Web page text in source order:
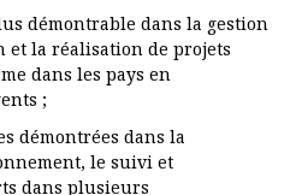
démontrable dans la gestion
et la réalisation de projets
dans les pays en
;
démontrées dans la
le suivi et
dans plusieurs